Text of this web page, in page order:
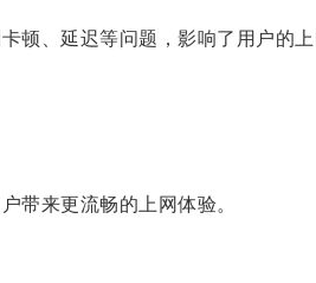
、延迟等问题，影响了用户的上
来更流畅的上网体验。